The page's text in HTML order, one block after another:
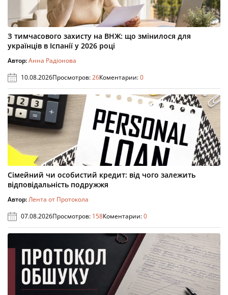
З тимчасового захисту на ВНЖ: що змінилося для
українців в Іспанії у 2026 році
Автор:Анна Радіонова
10.08.2026Просмотров:26Коментарии:0
Сімейний чи особистий кредит: від чого залежить
відповідальність подружжя
Автор:Лента от Протокола
07.08.2026Просмотров: 158Коментарии:0